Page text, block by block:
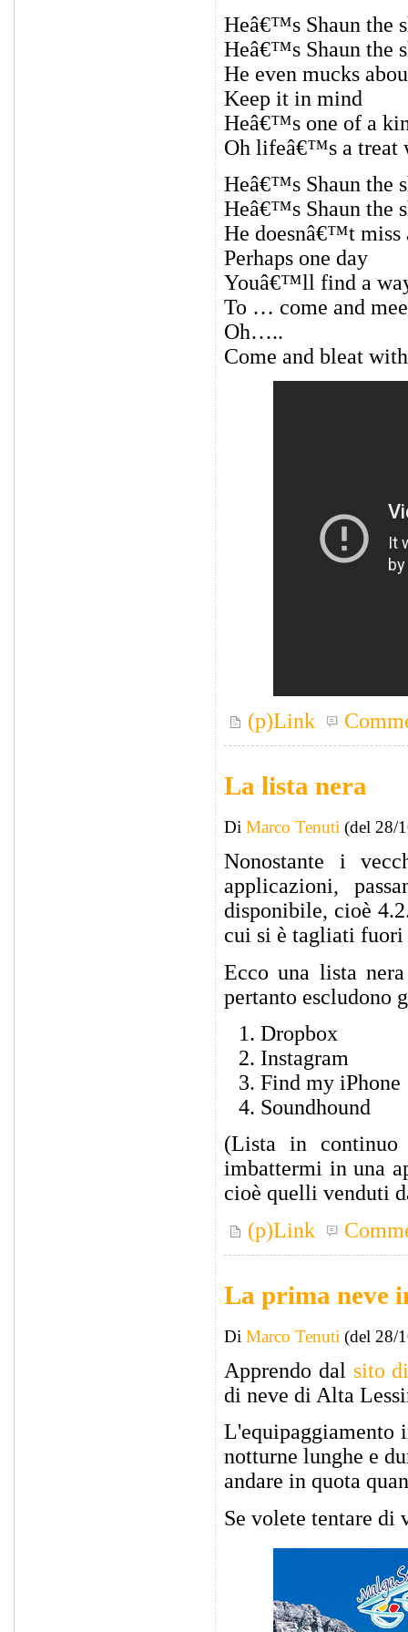
Heâ€™s Shaun the
Heâ€™s Shaun the
He even mucks
Keep it in mind
Heâ€™s one of a
Oh lifeâ€™s a treat
Heâ€™s Shaun the
Heâ€™s Shaun the
He doesnâ€™t miss
Perhaps one day
Youâ€™ll find a
To … come and
Oh…..
Come and bleat
(p)Link
La lista nera
Di Marco Tenuti (del 28/
Nonostante i
applicazioni,
disponibile, cioè
cui si è tagliati
Ecco una lista
pertanto escludono
Dropbox
Instagram
Find my iPhone
Soundhound
(Lista in continuo
imbattermi in una
cioè quelli venduti
(p)Link
La prima neve
Di Marco Tenuti (del 28/
Apprendo dal sito
di neve di Alta
L'equipaggiamento
notturne lunghe e
andare in quota
Se volete tentare di